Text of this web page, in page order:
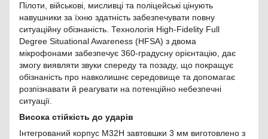
Пілоти, військові, мисливці та поліцейські цінують
навушники за їхню здатність забезпечувати повну
ситуаційну обізнаність. Технологія High-Fidelity Full
Degree Situational Awareness (HFSA) з двома
мікрофонами забезпечує 360-градусну орієнтацію, дає
змогу виявляти звуки спереду та позаду, що покращує
обізнаність про навколишнє середовище та допомагає
розпізнавати й реагувати на потенційно небезпечні
ситуації.
Висока стійкість до ударів
Інтегрований корпус M32H завтовшки 3 мм виготовлено з